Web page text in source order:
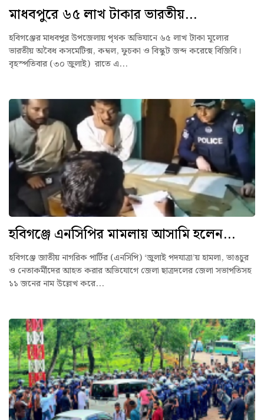
মাধবপুরে ৬৫ লাখ টাকার ভারতীয়...
হবিগঞ্জের মাধবপুর উপজেলায় পৃথক অভিযানে ৬৫ লাখ টাকা মূল্যের
ভারতীয় অবৈধ কসমেটিক্স, কম্বল, ফুচকা ও বিস্কুট জব্দ করেছে বিজিবি।
বৃহস্পতিবার (৩০ জুলাই) রাতে এ...
হবিগঞ্জে এনসিপির মামলায় আসামি হলেন...
হবিগঞ্জে জাতীয় নাগরিক পার্টির (এনসিপি) ‘জুলাই পদযাত্রা’য় হামলা, ভাঙচুর
ও নেতাকর্মীদের আহত করার অভিযোগে জেলা ছাত্রদলের জেলা সভাপতিসহ
১১ জনের নাম উল্লেখ করে...